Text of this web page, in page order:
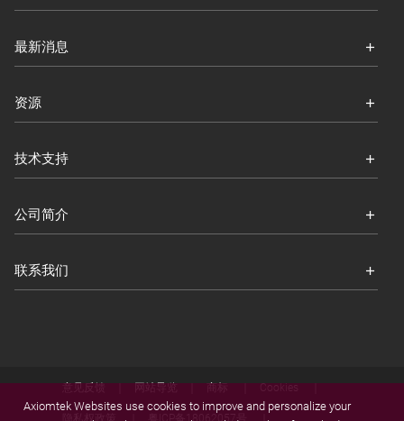
最新消息
资源
技术支持
公司简介
联系我们
隐私权政策 粤ICP备18062057号
Axiomtek Websites use cookies to improve and personalize your